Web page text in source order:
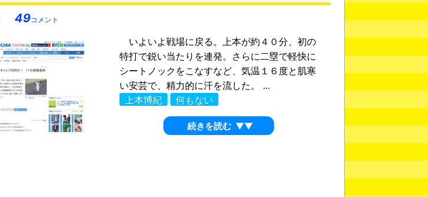
49コメント
いよいよ戦場に戻る。上本が約４０分、初の
特打で鋭い当たりを連発。さらに二塁で軽快に
シートノックをこなすなど、気温１６度と肌寒
い安芸で、精力的に汗を流した。 ...
上本博紀
何もない
続きを読む ▼▼